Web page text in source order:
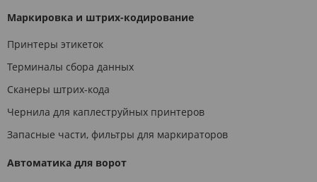
Маркировка и штрих-кодирование
Принтеры этикеток
Терминалы сбора данных
Сканеры штрих-кода
Чернила для каплеструйных принтеров
Запасные части, фильтры для маркираторов
Автоматика для ворот